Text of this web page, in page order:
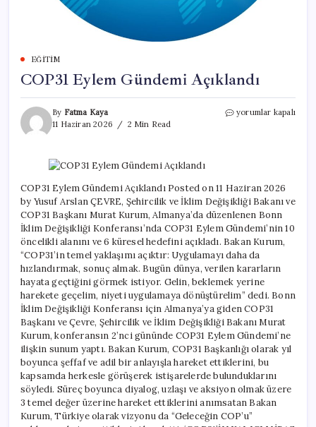
EĞITIM
COP31 Eylem Gündemi Açıklandı
By Fatma Kaya
11 Haziran 2026
2 Min Read
COP31
yorumlar kapalı
COP31 Eylem Gündemi Açıklandı Posted on 11 Haziran 2026
by Yusuf Arslan ÇEVRE, Şehircilik ve İklim Değişikliği Bakanı ve
COP31 Başkanı Murat Kurum, Almanya’da düzenlenen Bonn
İklim Değişikliği Konferansı’nda COP31 Eylem Gündemi’nin 10
öncelikli alanını ve 6 küresel hedefini açıkladı. Bakan Kurum,
“COP31’in temel yaklaşımı açıktır: Uygulamayı daha da
hızlandırmak, sonuç almak. Bugün dünya, verilen kararların
hayata geçtiğini görmek istiyor. Gelin, beklemek yerine
harekete geçelim, niyeti uygulamaya dönüştürelim” dedi. Bonn
İklim Değişikliği Konferansı için Almanya’ya giden COP31
Başkanı ve Çevre, Şehircilik ve İklim Değişikliği Bakanı Murat
Kurum, konferansın 2’nci gününde COP31 Eylem Gündemi’ne
ilişkin sunum yaptı. Bakan Kurum, COP31 Başkanlığı olarak yıl
boyunca şeffaf ve adil bir anlayışla hareket ettiklerini, bu
kapsamda herkesle görüşerek istişarelerde bulunduklarını
söyledi. Süreç boyunca diyalog, uzlaşı ve aksiyon olmak üzere
3 temel değer üzerine hareket ettiklerini anımsatan Bakan
Kurum, Türkiye olarak vizyonu da “Geleceğin COP’u”